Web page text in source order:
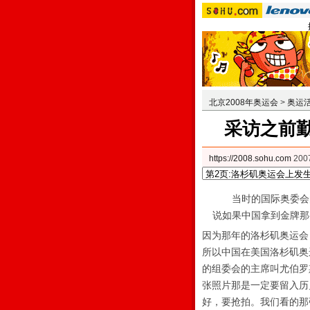
北京2008年奥运会 > 奥运
采访之前
https://2008.sohu.com
当时的国际奥委会
说如果中国拿到金牌
因为那年的洛杉矶奥运
所以中国在美国洛杉矶
的组委会的主席叫尤伯
张照片那是一定要留入
好，要抢拍。我们看的